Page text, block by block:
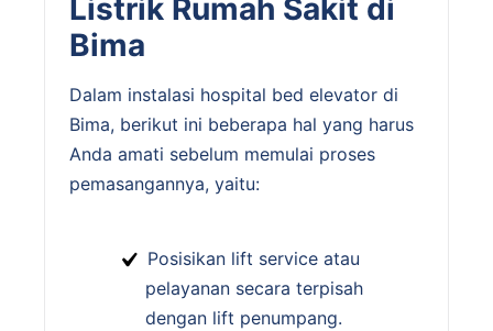
Listrik Rumah Sakit di
Bima
Dalam instalasi hospital bed elevator di
Bima, berikut ini beberapa hal yang harus
Anda amati sebelum memulai proses
pemasangannya, yaitu:
Posisikan lift service atau
pelayanan secara terpisah
dengan lift penumpang.